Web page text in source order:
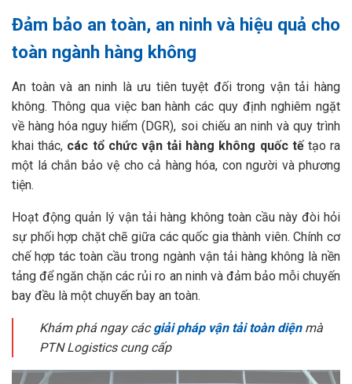
Đảm bảo an toàn, an ninh và hiệu quả cho
toàn ngành hàng không
An toàn và an ninh là ưu tiên tuyệt đối trong vận tải hàng
không. Thông qua việc ban hành các quy định nghiêm ngặt
về hàng hóa nguy hiểm (DGR), soi chiếu an ninh và quy trình
khai thác, các tổ chức vận tải hàng không quốc tếtạo ra
một lá chắn bảo vệ cho cả hàng hóa, con người và phương
tiện.
Hoạt động quản lý vận tải hàng không toàn cầu này đòi hỏi
sự phối hợp chặt chẽ giữa các quốc gia thành viên. Chính cơ
chế hợp tác toàn cầu trong ngành vận tải hàng không là nền
tảng để ngăn chặn các rủi ro an ninh và đảm bảo mỗi chuyến
bay đều là một chuyến bay an toàn.
Khám phá ngay cácgiải pháp vận tải toàn diệnmà
PTN Logistics cung cấp